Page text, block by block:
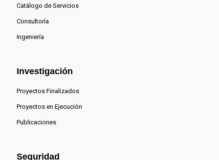
Catálogo de Servicios
Consultoría
Ingeniería
Investigación
Proyectos Finalizados
Proyectos en Ejecución
Publicaciones
Seguridad